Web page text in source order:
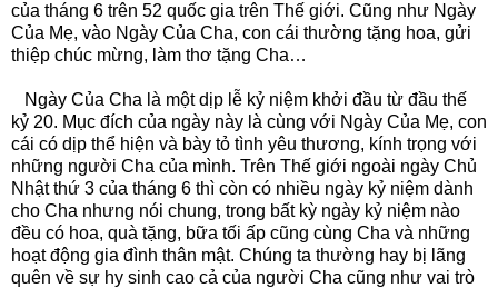
của tháng 6 trên 52 quốc gia trên Thế giới. Cũng như Ngày
Của Mẹ, vào Ngày Của Cha, con cái thường tặng hoa, gửi
thiệp chúc mừng, làm thơ tặng Cha…
Ngày Của Cha là một dịp lễ kỷ niệm khởi đầu từ đầu thế
kỷ 20. Mục đích của ngày này là cùng với Ngày Của Mẹ, con
cái có dịp thể hiện và bày tỏ tình yêu thương, kính trọng với
những người Cha của mình. Trên Thế giới ngoài ngày Chủ
Nhật thứ 3 của tháng 6 thì còn có nhiều ngày kỷ niệm dành
cho Cha nhưng nói chung, trong bất kỳ ngày kỷ niệm nào
đều có hoa, quà tặng, bữa tối ấp cũng cùng Cha và những
hoạt động gia đình thân mật. Chúng ta thường hay bị lãng
quên về sự hy sinh cao cả của người Cha cũng như vai trò